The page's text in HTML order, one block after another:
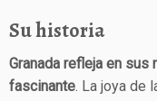
Su historia
Granada refleja en
fascinante. La joya de